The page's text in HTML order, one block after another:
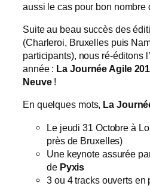
aussi le cas pour bon nombre
Suite au beau succès des
(Charleroi, Bruxelles puis
participants), nous ré-éditons
année : La Journée Agile
Neuve!
En quelques mots, La
Le jeudi 31 Octobre à
près de Bruxelles)
Une keynote assurée
de Pyxis
3 ou 4 tracks ouverts